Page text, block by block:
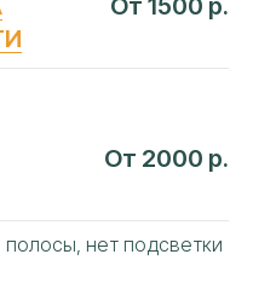
От 1500 р.
От 2000 р.
нет подсветки